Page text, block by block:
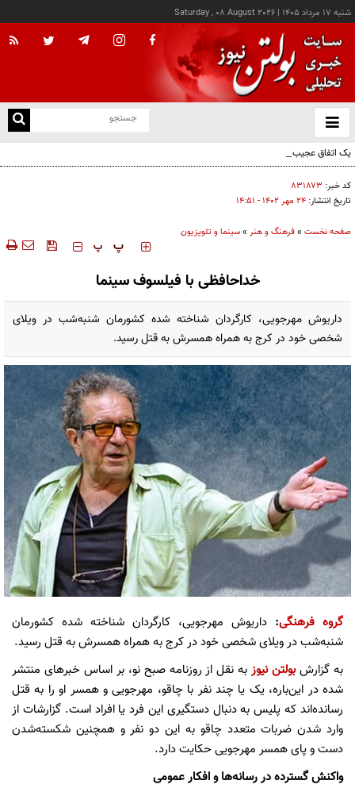
شنبه ۱۷ مرداد ۱۴۰۵ |
Saturday , 08 August 2026
باز
و
یک اتفاق عجیب در «لوور»
کد خبر: ۸۳۱۸۷۳
تاریخ انتشار: ۲۴ مهر ۱۴۰۲ - ۱۴:۵۱
صفحه نخست »فرهنگ و هنر »سینما و تلویزیون
‍‍‍ پ پ
خداحافظی با فیلسوف سینما
داریوش مهرجویی، کارگردان شناخته شده کشورمان شنبه‌شب در ویلای
شخصی خود در کرج به همراه همسرش به قتل رسید.
گروه فرهنگی: داریوش مهرجویی، کارگردان شناخته شده کشورمان
شنبه‌شب در ویلای شخصی خود در کرج به همراه همسرش به قتل رسید.
به گزارشبولتن نیوزبه نقل از روزنامه صبح نو، بر اساس خبرهای منتشر
شده در این‌باره، یک یا چند نفر با چاقو، مهرجویی و همسر او را به قتل
رسانده‌اند که پلیس به دنبال دستگیری این فرد یا افراد است. گزارشات از
وارد شدن ضربات متعدد چاقو به این دو نفر و همچنین شکسته‌شدن
دست و پای همسر مهرجویی حکایت دارد.
واکنش گسترده در رسانه‌ها و افکار عمومی